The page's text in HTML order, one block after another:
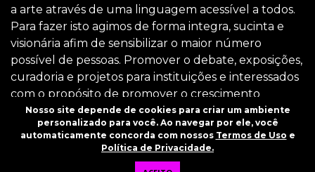
a arte através de uma linguagem acessível a todos.
Para fazer isto agimos de forma integra, sucinta e
visionária afim de sensibilizar o maior número
possível de pessoas. Promover o debate, exposições,
curadoria e projetos para instituições e interessados
com o propósito de promover o crescimento
intelectual da sociedade através da arte.”
SIGA-NOS
Nosso site depende de cookies para criar um ambiente
personalizado para você. Ao navegar por ele, você
automaticamente concorda com nossos Termos de Uso e
Política de Privacidade.